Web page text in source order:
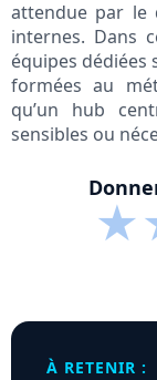
attendue par le
internes. Dans
équipes dédiées
formées au
qu’un hub
sensibles ou
★
À RETENIR :